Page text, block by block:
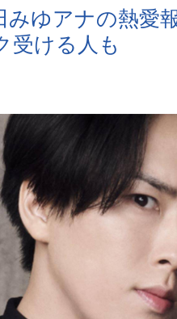
みゆアナの熱愛
受ける人も